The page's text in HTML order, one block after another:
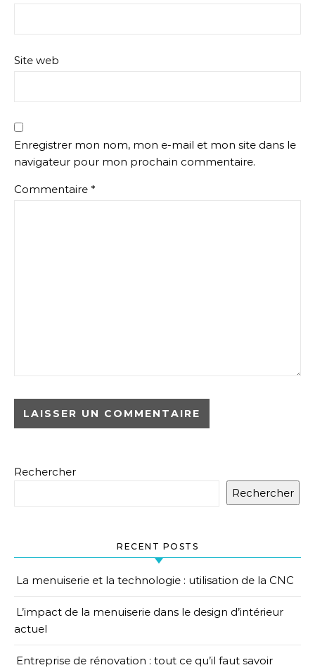
Site web
Enregistrer mon nom, mon e-mail et mon site dans le
navigateur pour mon prochain commentaire.
Commentaire *
Rechercher
Rechercher
RECENT POSTS
La menuiserie et la technologie : utilisation de la CNC
L’impact de la menuiserie dans le design d’intérieur
actuel
Entreprise de rénovation : tout ce qu’il faut savoir